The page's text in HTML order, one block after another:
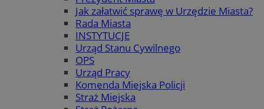
Jak załatwić sprawę w Urzędzie Miasta?
Rada Miasta
INSTYTUCJE
Urząd Stanu Cywilnego
OPS
Urząd Pracy
Komenda Miejska Policji
Straż Miejska